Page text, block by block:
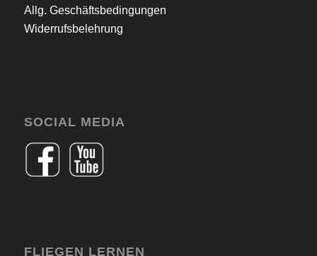
Allg. Geschäftsbedingungen
Widerrufsbelehrung
SOCIAL MEDIA
FLIEGEN LERNEN